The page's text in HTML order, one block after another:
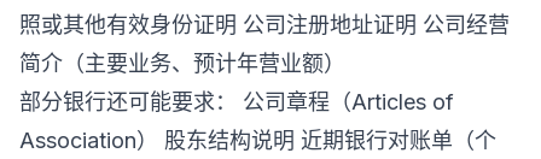
照或其他有效身份证明 公司注册地址证明 公司经营
简介（主要业务、预计年营业额）
部分银行还可能要求： 公司章程（Articles of
Association） 股东结构说明 近期银行对账单（个